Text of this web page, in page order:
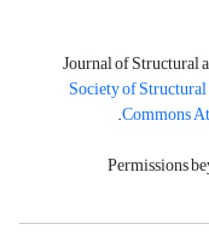
Journal of Structural
Society of
Commons
.
Permissions